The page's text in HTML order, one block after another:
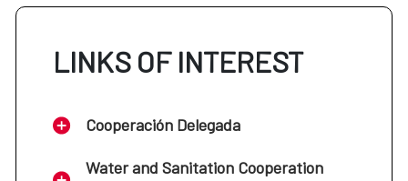
LINKS OF INTEREST
Cooperación Delegada
Water and Sanitation Cooperation